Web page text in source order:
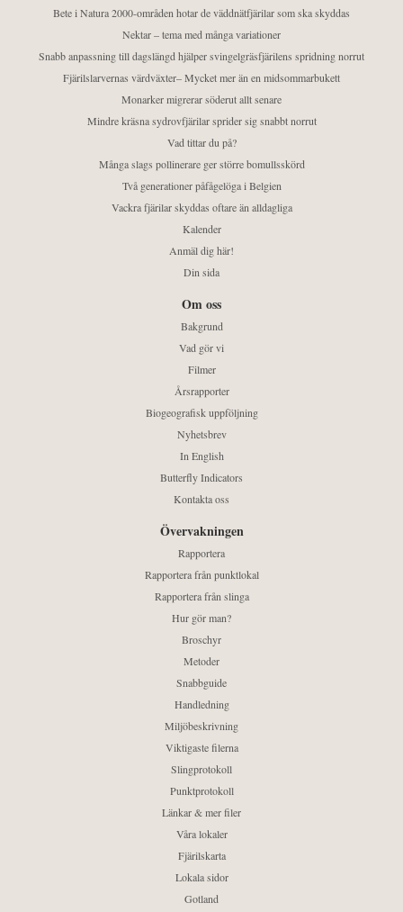
Bete i Natura 2000-områden hotar de väddnätfjärilar som ska skyddas
Nektar – tema med många variationer
Snabb anpassning till dagslängd hjälper svingelgräsfjärilens spridning norrut
Fjärilslarvernas värdväxter– Mycket mer än en midsommarbukett
Monarker migrerar söderut allt senare
Mindre kräsna sydrovfjärilar sprider sig snabbt norrut
Vad tittar du på?
Många slags pollinerare ger större bomullsskörd
Två generationer påfågelöga i Belgien
Vackra fjärilar skyddas oftare än alldagliga
Kalender
Anmäl dig här!
Din sida
Om oss
Bakgrund
Vad gör vi
Filmer
Årsrapporter
Biogeografisk uppföljning
Nyhetsbrev
In English
Butterfly Indicators
Kontakta oss
Övervakningen
Rapportera
Rapportera från punktlokal
Rapportera från slinga
Hur gör man?
Broschyr
Metoder
Snabbguide
Handledning
Miljöbeskrivning
Viktigaste filerna
Slingprotokoll
Punktprotokoll
Länkar & mer filer
Våra lokaler
Fjärilskarta
Lokala sidor
Gotland